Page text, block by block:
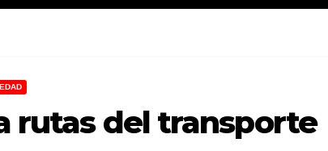
rutas del transporte